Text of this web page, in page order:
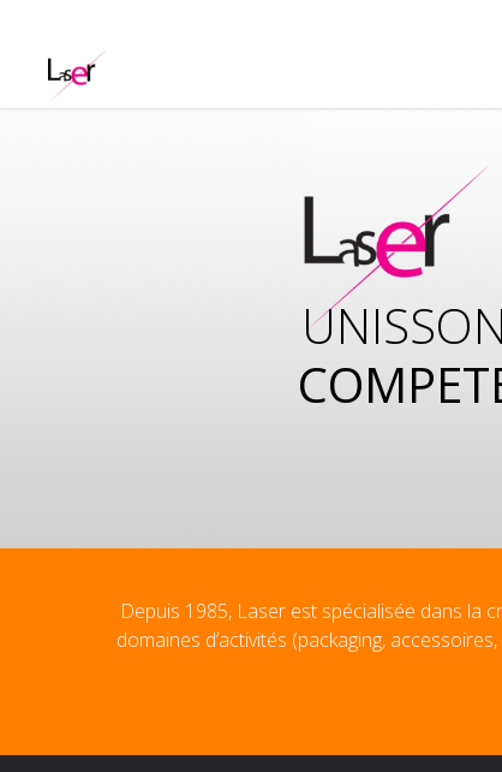
Depuis 1985, Laser est spécialisée dans la
domaines d’activités (packaging,